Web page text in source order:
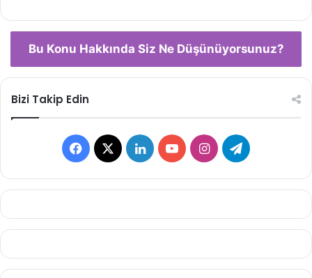
Bu Konu Hakkında Siz Ne Düşünüyorsunuz?
Bizi Takip Edin
Facebook
X LinkedInYouTubeInstagramTelegram